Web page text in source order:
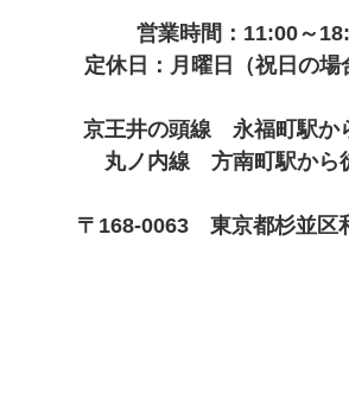
営業時間：11:00～
定休日：月曜日（祝日の場
京王井の頭線 永福町駅か
丸ノ内線 方南町駅から
〒168-0063 東京都杉並区